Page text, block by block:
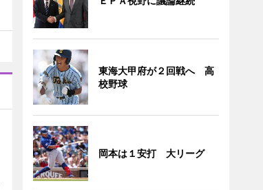
東海大甲府が２回戦へ 高
校野球
岡本は１安打 大リーグ